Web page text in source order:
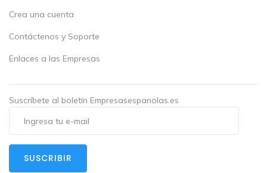
Crea una cuenta
Contáctenos y Soporte
Enlaces a las Empresas
Suscríbete al boletín Empresasespanolas.es
SUSCRIBIR